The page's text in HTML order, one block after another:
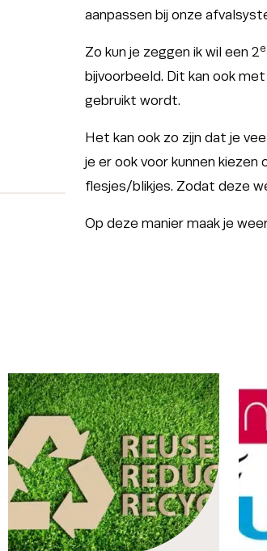
aanpassen bij onze
Zo kun je zeggen ik wil een 2e
bijvoorbeeld. Dit kan ook
gebruikt wordt.
Het kan ook zo zijn dat je
je er ook voor kunnen
flesjes/blikjes. Zodat deze
Op deze manier maak je